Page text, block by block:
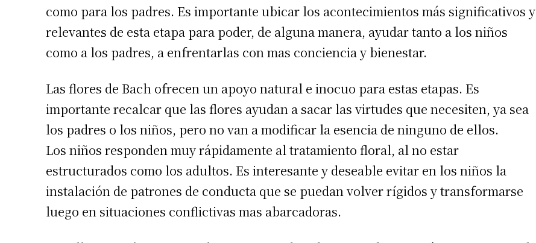
como para los padres. Es importante ubicar los acontecimientos más significativos y
relevantes de esta etapa para poder, de alguna manera, ayudar tanto a los niños
como a los padres, a enfrentarlas con mas conciencia y bienestar.
Las flores de Bach ofrecen un apoyo natural e inocuo para estas etapas. Es
importante recalcar que las flores ayudan a sacar las virtudes que necesiten, ya sea
los padres o los niños, pero no van a modificar la esencia de ninguno de ellos.
Los niños responden muy rápidamente al tratamiento floral, al no estar
estructurados como los adultos. Es interesante y deseable evitar en los niños la
instalación de patrones de conducta que se puedan volver rígidos y transformarse
luego en situaciones conflictivas mas abarcadoras.